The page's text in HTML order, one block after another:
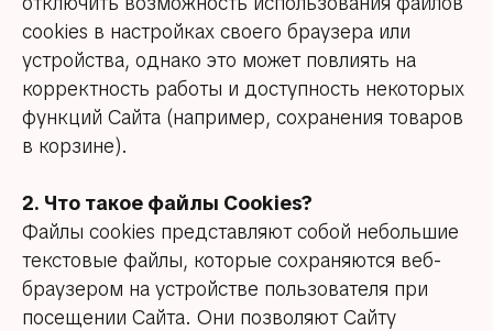
cookies в настройках своего браузера или
устройства, однако это может повлиять на
корректность работы и доступность некоторых
функций Сайта (например, сохранения товаров
в корзине).
2. Что такое файлы Cookies?
Файлы cookies представляют собой небольшие
текстовые файлы, которые сохраняются веб-
браузером на устройстве пользователя при
посещении Сайта. Они позволяют Сайту